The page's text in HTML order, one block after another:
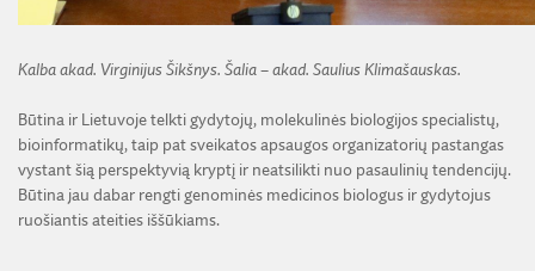
Kalba akad. Virginijus Šikšnys. Šalia – akad. Saulius Klimašauskas.
Būtina ir Lietuvoje telkti gydytojų, molekulinės biologijos specialistų,
bioinformatikų, taip pat sveikatos apsaugos organizatorių pastangas
vystant šią perspektyvią kryptį ir neatsilikti nuo pasaulinių tendencijų.
Būtina jau dabar rengti genominės medicinos biologus ir gydytojus
ruošiantis ateities iššūkiams.